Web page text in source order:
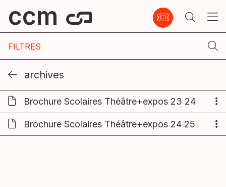
ccm
FILTRES
archives
Brochure Scolaires Théâtre+expos 23 24
Brochure Scolaires Théâtre+expos 24 25